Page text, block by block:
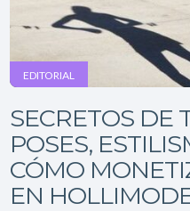
EDITORIAL
SECRETOS DE
POSES,
CÓMO
EN